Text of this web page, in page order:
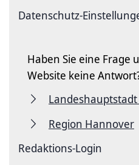
Datenschutz-
Haben Sie eine Frage
Website keine
Region Hannover
Redaktions-Login